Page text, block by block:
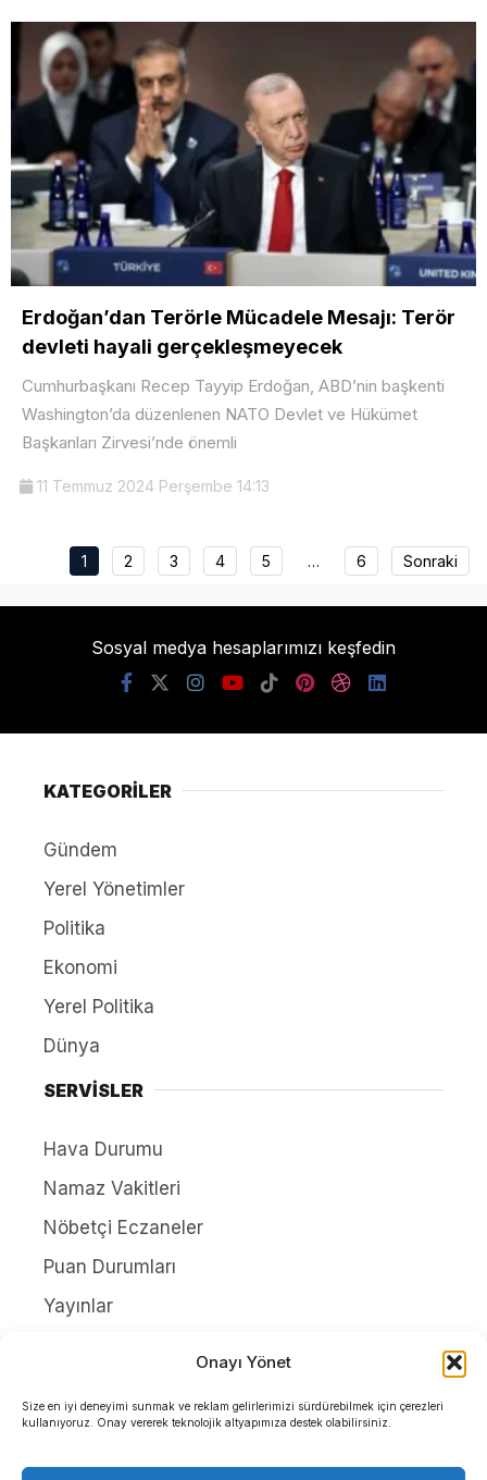
Onayı Yönet
Size en iyi deneyimi sunmak ve reklam gelirlerimizi sürdürebilmek için çerezleri
kullanıyoruz. Onay vererek teknolojik altyapımıza destek olabilirsiniz.
Erdoğan’dan Terörle Mücadele Mesajı: Terör
devleti hayali gerçekleşmeyecek
Cumhurbaşkanı Recep Tayyip Erdoğan, ABD’nin başkenti
Washington’da düzenlenen NATO Devlet ve Hükümet
Başkanları Zirvesi’nde önemli
11 Temmuz 2024 Perşembe 14:13
1 2 3 4 5 … 6 Sonraki
Sosyal medya hesaplarımızı keşfedin
KATEGORİLER
Gündem
Yerel Yönetimler
Politika
Ekonomi
Yerel Politika
Dünya
SERVİSLER
Hava Durumu
Namaz Vakitleri
Nöbetçi Eczaneler
Puan Durumları
Yayınlar
İletişim